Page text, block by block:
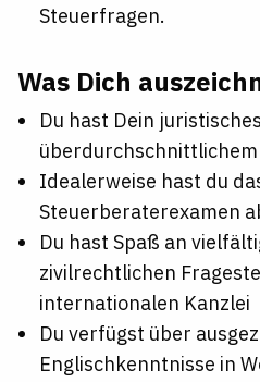
Steuerfragen.
Was Dich
Du hast Dein
Idealerweise hast du
Steuerberaterexamen
Du hast Spaß an
zivilrechtlichen
internationalen Kanzlei
Du verfügst über
Englischkenntnisse in